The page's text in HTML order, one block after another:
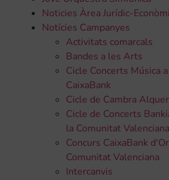
Noticies Àrea Jurídic-
Notícies Campanyes
Activitats comarcals
Bandes a les Arts
Cicle Concerts Música
CaixaBank
Cicle de Cambra
Cicle de Concerts
la Comunitat Valenciana
Concurs CaixaBank
Comunitat Valenciana
Intercanvis